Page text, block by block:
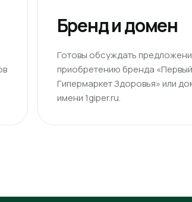
Бренд и домен
Готовы обсуждать
приобретению бренда «Первый
Гипермаркет Здоровья» или
имени 1giper.ru.